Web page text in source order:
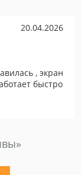
20.04.2026
, экран
быстро